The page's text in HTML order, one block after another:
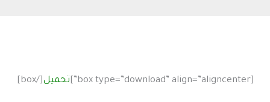
[box type=”download” align=”aligncenter”] تحميل [/box]